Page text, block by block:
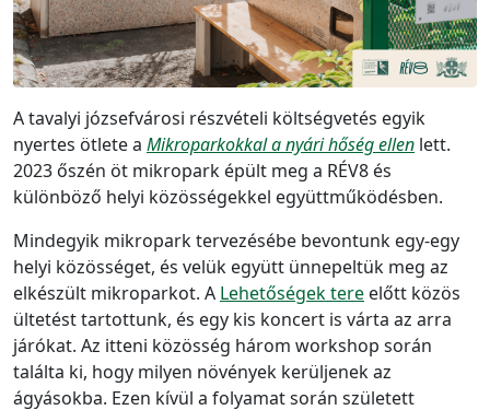
A tavalyi józsefvárosi részvételi költségvetés egyik
nyertes ötlete a Mikroparkokkal a nyári hőség ellen lett.
2023 őszén öt mikropark épült meg a RÉV8 és
különböző helyi közösségekkel együttműködésben.
Mindegyik mikropark tervezésébe bevontunk egy-egy
helyi közösséget, és velük együtt ünnepeltük meg az
elkészült mikroparkot. A Lehetőségek tere előtt közös
ültetést tartottunk, és egy kis koncert is várta az arra
járókat. Az itteni közösség három workshop során
találta ki, hogy milyen növények kerüljenek az
ágyásokba. Ezen kívül a folyamat során született